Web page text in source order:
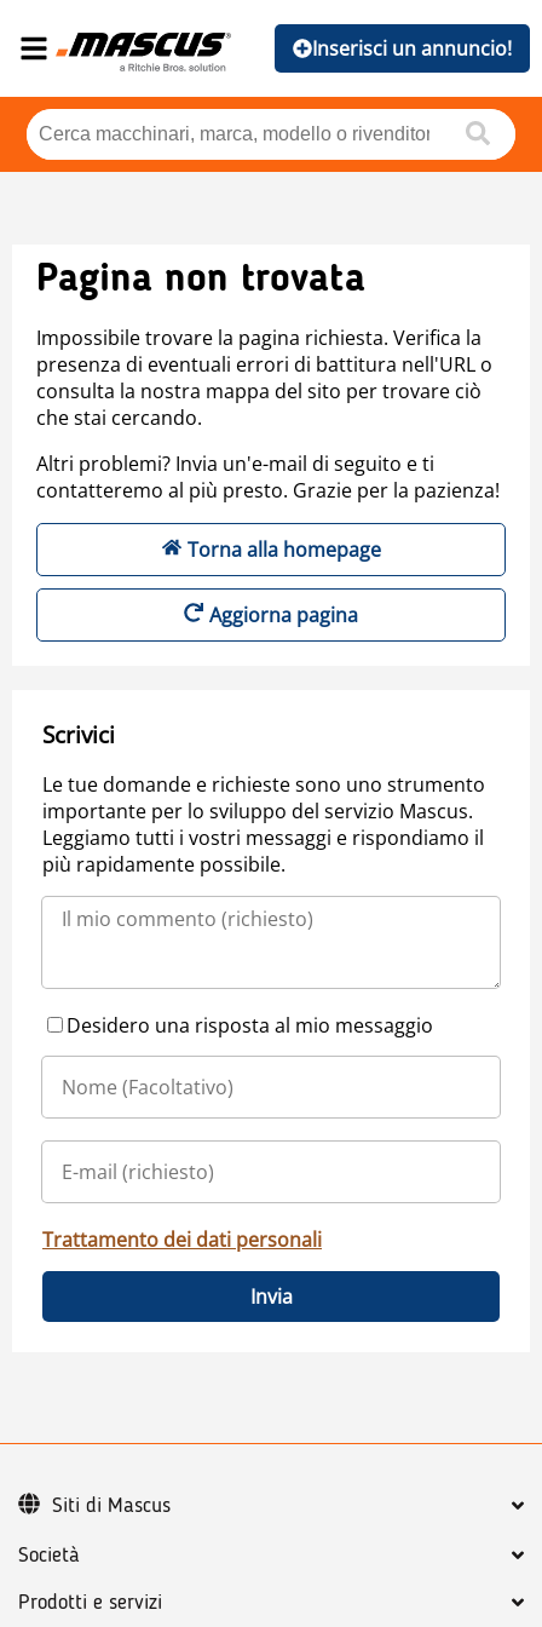
Inserisci un annuncio!
Pagina non trovata
Impossibile trovare la pagina richiesta. Verifica la
presenza di eventuali errori di battitura nell'URL o
consulta la nostra mappa del sito per trovare ciò
che stai cercando.
Altri problemi? Invia un'e-mail di seguito e ti
contatteremo al più presto. Grazie per la pazienza!
Torna alla homepage
Aggiorna pagina
Scrivici
Le tue domande e richieste sono uno strumento
importante per lo sviluppo del servizio Mascus.
Leggiamo tutti i vostri messaggi e rispondiamo il
più rapidamente possibile.
Desidero una risposta al mio messaggio
Trattamento dei dati personali
Invia
Società
Prodotti e servizi
Siti di Mascus